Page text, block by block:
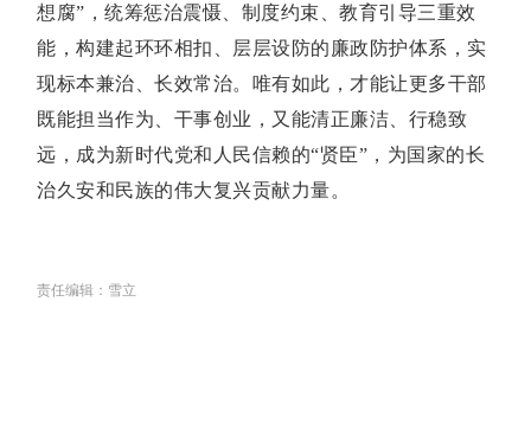
想腐”，统筹惩治震慑、制度约束、教育引导三重效
能，构建起环环相扣、层层设防的廉政防护体系，实
现标本兼治、长效常治。唯有如此，才能让更多干部
既能担当作为、干事创业，又能清正廉洁、行稳致
远，成为新时代党和人民信赖的“贤臣”，为国家的长
治久安和民族的伟大复兴贡献力量。
责任编辑：雪立